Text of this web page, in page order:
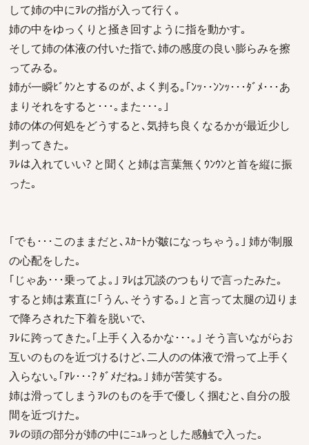
して姉の中にｦﾚの指が入って行く｡
姉の中をゆっくりと掻き回すように指を動かす｡
そして姉の体液の付いた指で､姉の感度の良い膨らみを擦
ってみる｡
姉が一瞬ﾋﾞｸﾝとするのが､よく判る｡｢ﾝｯ･･ﾝﾝｯ･･･ﾀﾞﾒ･･･あ
まりそれをすると･･･｡また･･･｡｣
姉の体の何処をどうすると､気持ち良くなるかが最近少し
判ってきた｡
ｦﾚは入れていい? と聞くと姉は言葉無くｳﾝｳﾝと首を縦に振
った｡
｢でも･･･このままだと､ｽｶｰﾄが皺になっちゃう｡｣ 姉が制服
の心配をした｡
｢じゃあ･･･乗ってよ｡｣ ｦﾚは冗談のつもりで言ったみた｡
すると姉は素直に｢うん､そうする｡｣ と言って太腿の辺りま
で降ろされた下着を脱いで､
ｦﾚに跨ってきた｡｢上手く入るかな･･･｡｣ そう言いながらお
互いのものを近づけるけど､二人のの体液で滑って上手く
入らない｡｢ｱﾚ･･･? ﾀﾞﾒだね｡｣ 姉が苦笑する｡
姉は滑ってしまうｦﾚのものを手で優しく掴むと､自分の股
間を近づけた｡
ｦﾚの頭の部分が姉の中にﾆｭﾙっとした感触で入った｡